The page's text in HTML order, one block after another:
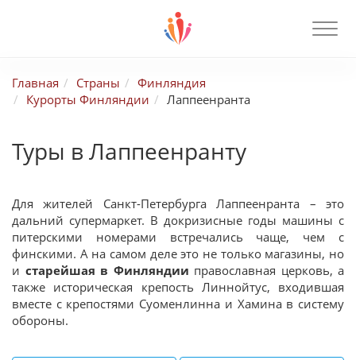
Главная Страны
Финляндия
Курорты Финляндии
Лаппеенранта
Туры в Лаппеенранту
Для жителей Санкт-Петербурга Лаппеенранта – это
дальний супермаркет. В докризисные годы машины с
питерскими номерами встречались чаще, чем с
финскими. А на самом деле это не только магазины, но
и старейшая в Финляндии православная церковь, а
также историческая крепость Линнойтус, входившая
вместе с крепостями Суоменлинна и Хамина в систему
обороны.